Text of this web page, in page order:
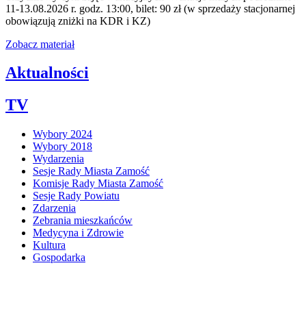
11-13.08.2026 r. godz. 13:00, bilet: 90 zł (w sprzedaży stacjonarnej
obowiązują zniżki na KDR i KZ)
Zobacz materiał
Aktualności
TV
Wybory 2024
Wybory 2018
Wydarzenia
Sesje Rady Miasta Zamość
Komisje Rady Miasta Zamość
Sesje Rady Powiatu
Zdarzenia
Zebrania mieszkańców
Medycyna i Zdrowie
Kultura
Gospodarka